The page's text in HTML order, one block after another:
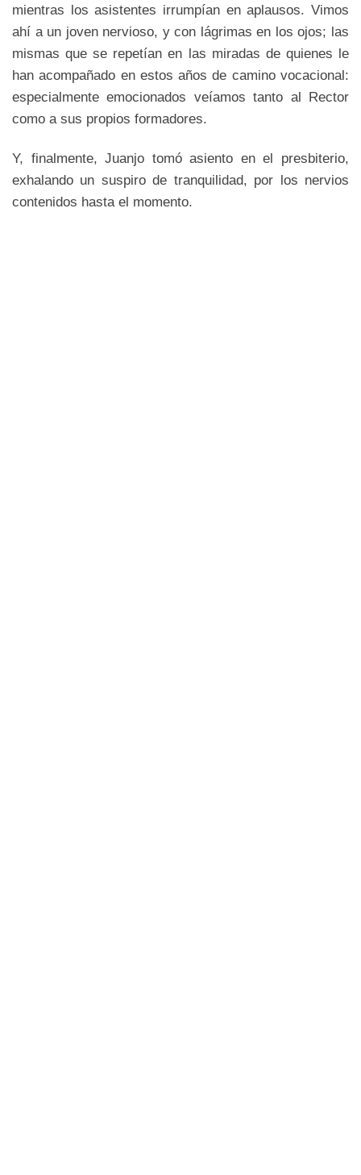
mientras los asistentes irrumpían en aplausos. Vimos
ahí a un joven nervioso, y con lágrimas en los ojos; las
mismas que se repetían en las miradas de quienes le
han acompañado en estos años de camino vocacional:
especialmente emocionados veíamos tanto al Rector
como a sus propios formadores.
Y, finalmente, Juanjo tomó asiento en el presbiterio,
exhalando un suspiro de tranquilidad, por los nervios
contenidos hasta el momento.